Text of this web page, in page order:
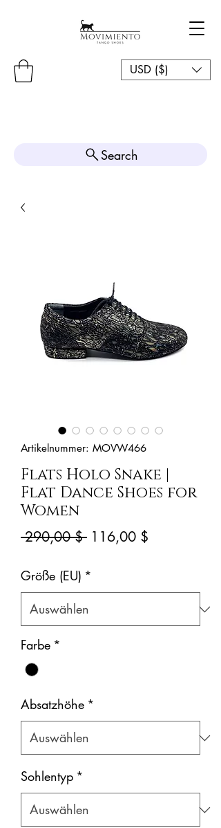
USD ($)
Search
Artikelnummer: MOVW466
Flats Holo Snake |
Flat Dance Shoes for
Women
290,00 $ Standardpreis
116,00 $
Größe (EU) *
Farbe *
Absatzhöhe *
Sohlentyp *